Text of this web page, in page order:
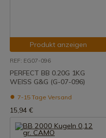
Produkt anzeigen
REF: EG07-096
PERFECT BB 0.20G 1KG
WEISS G&G (G-07-096)
7-15 Tage Versand
15,94 €